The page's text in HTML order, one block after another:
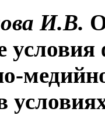
И.В.